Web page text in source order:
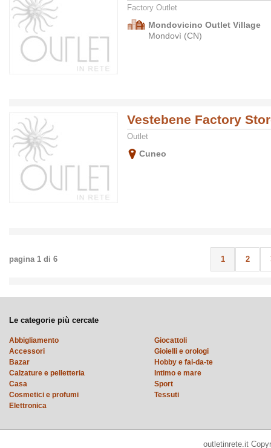
Factory Outlet
Mondovicino Outlet Village
Mondovì (CN)
Vestebene Factory
Outlet
Cuneo
pagina 1 di 6 1 2
Le categorie più cercate
Abbigliamento
Accessori
Bazar
Calzature e pelletteria
Casa
Cosmetici e profumi
Elettronica
Giocattoli
Gioielli e orologi
Hobby e fai-da-te
Intimo e mare
Sport
Tessuti
outletinrete.it